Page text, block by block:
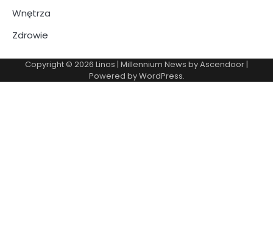
Wnętrza
Zdrowie
Copyright © 2026 Linos | Millennium News byAscendoor|
Powered byWordPress.